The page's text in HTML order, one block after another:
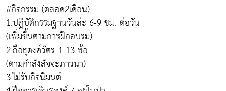
#กิจกรรม (ตลอด2เดือน)
1.ปฏิบัติกรรมฐานวันล่ะ 6-9 ชม. ต่อวัน
(เพิ่มขึ้นตามการฝึกอบรม)
2.ถือธุดงค์วัตร 1-13 ข้อ
(ตามกำลังสัจจะภาวนา)
3.ไม่รับกิจนิมนต์